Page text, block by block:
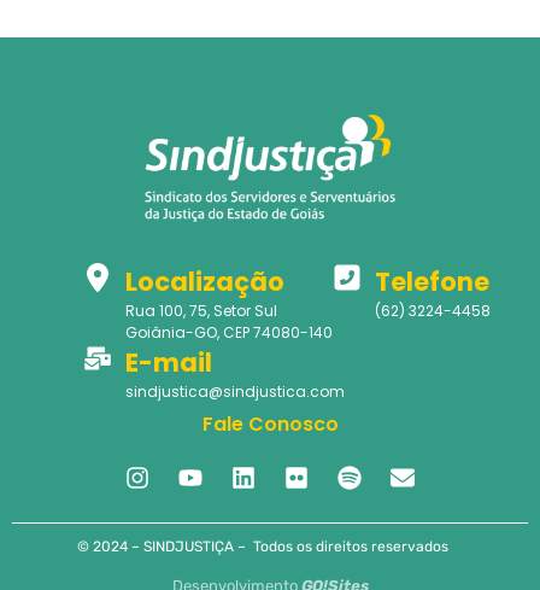
Localização
Rua 100, 75, Setor Sul
Goiânia-GO, CEP 74080-140
Telefone
(62) 3224-4458
E-mail
sindjustica@sindjustica.com
Fale Conosco
© 2024 – SINDJUSTIÇA – Todos os direitos reservados
Desenvolvimento GO!Sites